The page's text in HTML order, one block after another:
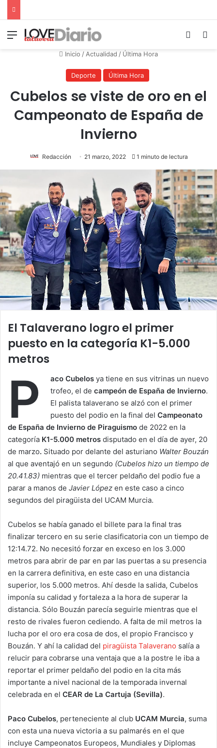
Menú
Inicio /Actualidad / Última Hora
Deporte Última Hora
Cubelos se viste de oro en el
Campeonato de España de
Invierno
Redacción 21 marzo, 2022 1 minuto de lectura
El Talaverano logro el primer
puesto en la categoría K1-5.000
metros
P aco Cubelos ya tiene en sus vitrinas un nuevo
trofeo, el de campeón de España de Invierno.
El palista talaverano se alzó con el primer
puesto del podio en la final del Campeonato
de España de Invierno de Piraguismo de 2022 en la
categoría K1-5.000 metros disputado en el día de ayer, 20
de marzo. Situado por delante del asturiano Walter Bouzán
al que aventajó en un segundo (Cubelos hizo un tiempo de
20.41.83) mientras que el tercer peldaño del podio fue a
parar a manos de Javier López en este caso a cinco
segundos del piragüista del UCAM Murcia.
Cubelos se había ganado el billete para la final tras
finalizar tercero en su serie clasificatoria con un tiempo de
12:14.72. No necesitó forzar en exceso en los 3.000
metros para abrir de par en par las puertas a su presencia
en la carrera definitiva, en este caso en una distancia
superior, los 5.000 metros. Ahí desde la salida, Cubelos
imponía su calidad y fortaleza a la hora de superar la
distancia. Sólo Bouzán parecía seguirle mientras que el
resto de rivales fueron cediendo. A falta de mil metros la
lucha por el oro era cosa de dos, el propio Francisco y
Bouzán. Y ahí la calidad del piragüista Talaverano salía a
relucir para cobrarse una ventaja que a la postre le iba a
reportar el primer peldaño del podio en la cita más
importante a nivel nacional de la temporada invernal
celebrada en el CEAR de La Cartuja (Sevilla).
Paco Cubelos, perteneciente al club UCAM Murcia, suma
con esta una nueva victoria a su palmarés en el que
incluye Campeonatos Europeos, Mundiales y Diplomas